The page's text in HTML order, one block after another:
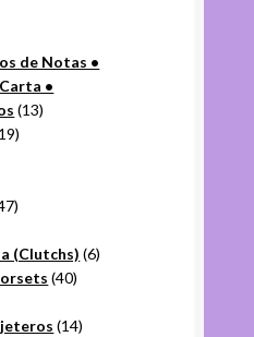
de Notas •
•
1313
319
47
(Clutchs) 66
4040
1414